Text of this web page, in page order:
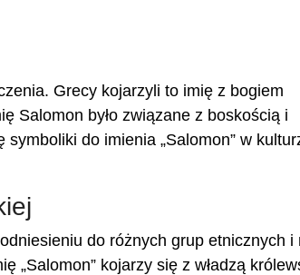
Grecy kojarzyli to imię z bogiem
Salomon było związane z boskością i
symboliki do imienia „Salomon” w
do różnych grup etnicznych i
„Salomon” kojarzy się z władzą